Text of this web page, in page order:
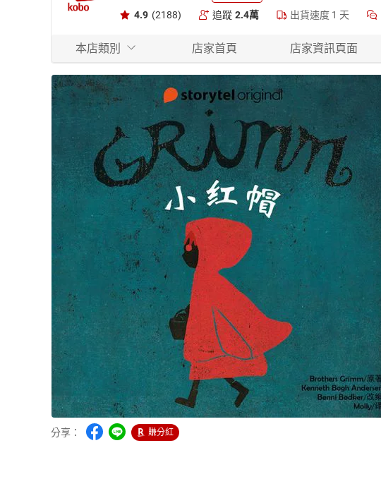
4.9 (2188) 追蹤 2.4萬 出貨速度 1 天
本店類別 店家首頁 店家資訊頁面
分享： 賺分紅